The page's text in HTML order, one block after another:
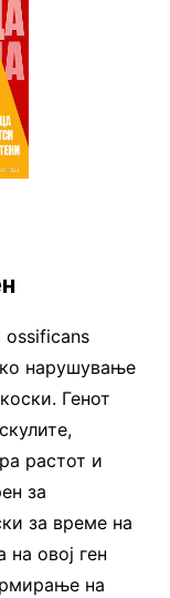
ossificans
нарушување
Генот
растот и
за
за време на
на овој ген
на